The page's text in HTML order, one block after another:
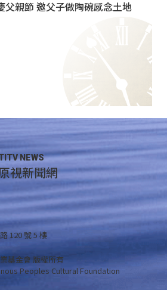
父親節 邀父子做陶碗感念土地
NEWS
視新聞網
120 號 5 樓
基金會 版權所有
Peoples Cultural Foundation